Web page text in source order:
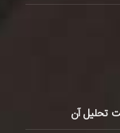
تحلیل آن